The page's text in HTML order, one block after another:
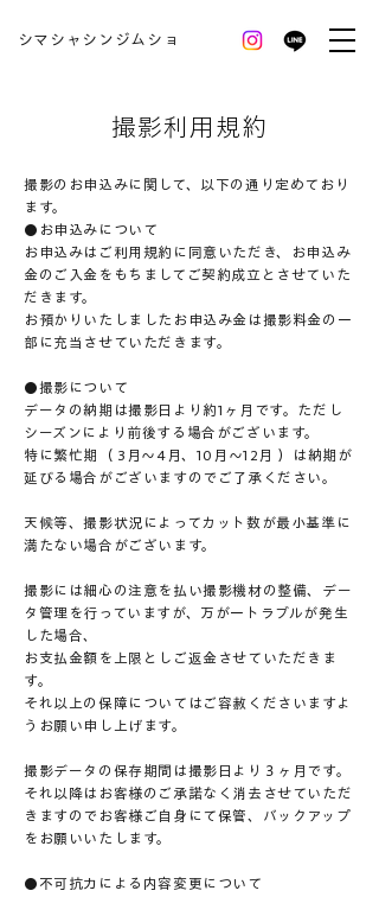
シマシャシンジムショ
撮影利用規約
撮影のお申込みに関して、以下の通り定めており
ます。
●お申込みについて
お申込みはご利用規約に同意いただき、お申込み
金のご入金をもちましてご契約成立とさせていた
だきます。
お預かりいたしましたお申込み金は撮影料金の一
部に充当させていただきます。
●撮影について
データの納期は撮影日より約1ヶ月です。ただし
シーズンにより前後する場合がございます。
特に繁忙期（ 3月〜4月、10月〜12月 ）は納期が
延びる場合がございますのでご了承ください。
天候等、撮影状況によってカット数が最小基準に
満たない場合がございます。
撮影には細心の注意を払い撮影機材の整備、デー
タ管理を行っていますが、万が一トラブルが発生
した場合、
お支払金額を上限としご返金させていただきま
す。
それ以上の保障についてはご容赦くださいますよ
うお願い申し上げます。
撮影データの保存期間は撮影日より３ヶ月です。
それ以降はお客様のご承諾なく消去させていただ
きますのでお客様ご自身にて保管、バックアップ
をお願いいたします。
●不可抗力による内容変更について